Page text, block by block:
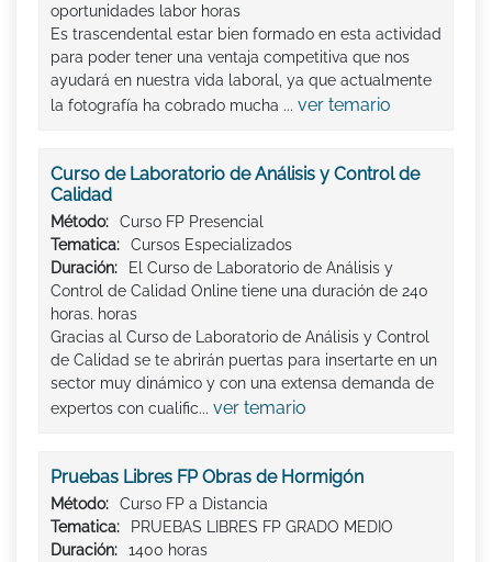
oportunidades labor horas
Es trascendental estar bien formado en esta actividad
para poder tener una ventaja competitiva que nos
ayudará en nuestra vida laboral, ya que actualmente
la fotografía ha cobrado mucha ... ver temario
Curso de Laboratorio de Análisis y Control de
Calidad
Método:
Curso FP Presencial
Tematica:
Cursos Especializados
Duración:
El Curso de Laboratorio de Análisis y
Control de Calidad Online tiene una duración de 240
horas. horas
Gracias al Curso de Laboratorio de Análisis y Control
de Calidad se te abrirán puertas para insertarte en un
sector muy dinámico y con una extensa demanda de
expertos con cualific... ver temario
Pruebas Libres FP Obras de Hormigón
Método:
Curso FP a Distancia
Tematica:
PRUEBAS LIBRES FP GRADO MEDIO
Duración:
1400 horas